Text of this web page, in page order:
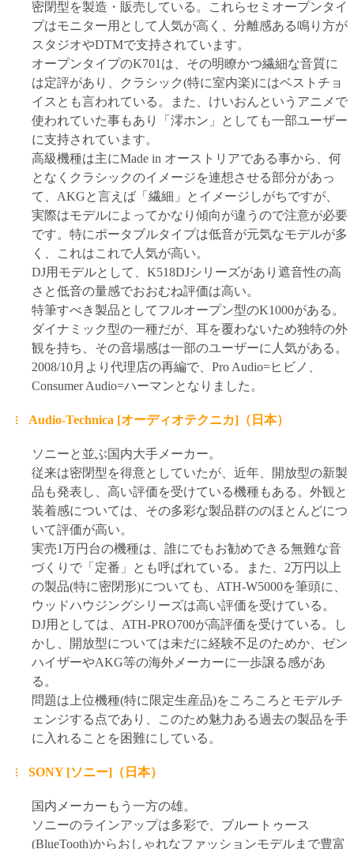
密閉型を製造・販売している。これらセミオープンタイ
プはモニター用として人気が高く、分離感ある鳴り方が
スタジオやDTMで支持されています。
オープンタイプのK701は、その明瞭かつ繊細な音質に
は定評があり、クラシック(特に室内楽)にはベストチョ
イスとも言われている。また、けいおんというアニメで
使われていた事もあり「澪ホン」としても一部ユーザー
に支持されています。
高級機種は主にMade in オーストリアである事から、何
となくクラシックのイメージを連想させる部分があっ
て、AKGと言えば「繊細」とイメージしがちですが、
実際はモデルによってかなり傾向が違うので注意が必要
です。特にポータブルタイプは低音が元気なモデルが多
く、これはこれで人気が高い。
DJ用モデルとして、K518DJシリーズがあり遮音性の高
さと低音の量感でおおむね評価は高い。
特筆すべき製品としてフルオープン型のK1000がある。
ダイナミック型の一種だが、耳を覆わないため独特の外
観を持ち、その音場感は一部のユーザーに人気がある。
2008/10月より代理店の再編で、Pro Audio=ヒビノ、
Consumer Audio=ハーマンとなりました。
Audio-Technica [オーディオテクニカ]（日本）
ソニーと並ぶ国内大手メーカー。
従来は密閉型を得意としていたが、近年、開放型の新製
品も発表し、高い評価を受けている機種もある。外観と
装着感については、その多彩な製品群ののほとんどにつ
いて評価が高い。
実売1万円台の機種は、誰にでもお勧めできる無難な音
づくりで「定番」とも呼ばれている。また、2万円以上
の製品(特に密閉形)についても、ATH-W5000を筆頭に、
ウッドハウジングシリーズは高い評価を受けている。
DJ用としては、ATH-PRO700が高評価を受けている。し
かし、開放型については未だに経験不足のためか、ゼン
ハイザーやAKG等の海外メーカーに一歩譲る感があ
る。
問題は上位機種(特に限定生産品)をころころとモデルチ
ェンジする点であり、このため魅力ある過去の製品を手
に入れることを困難にしている。
SONY [ソニー]（日本）
国内メーカーもう一方の雄。
ソニーのラインアップは多彩で、ブルートゥース
(BlueTooth)からおしゃれなファッションモデルまで豊富